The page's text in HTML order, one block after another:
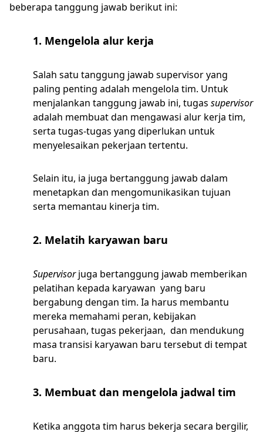
beberapa tanggung jawab berikut ini:
1. Mengelola alur kerja
Salah satu tanggung jawab supervisor yang
paling penting adalah mengelola tim. Untuk
menjalankan tanggung jawab ini, tugas supervisor
adalah membuat dan mengawasi alur kerja tim,
serta tugas-tugas yang diperlukan untuk
menyelesaikan pekerjaan tertentu.
Selain itu, ia juga bertanggung jawab dalam
menetapkan dan mengomunikasikan tujuan
serta memantau kinerja tim.
2. Melatih karyawan baru
Supervisorjuga bertanggung jawab memberikan
pelatihan kepada karyawan yang baru
bergabung dengan tim. Ia harus membantu
mereka memahami peran, kebijakan
perusahaan, tugas pekerjaan, dan mendukung
masa transisi karyawan baru tersebut di tempat
baru.
3. Membuat dan mengelola jadwal tim
Ketika anggota tim harus bekerja secara bergilir,